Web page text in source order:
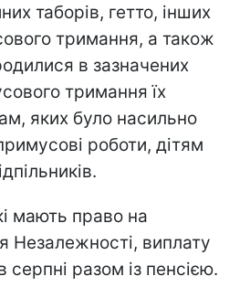
таборів, гетто, інших
тримання, а також
в зазначених
тримання їх
яких було насильно
роботи, дітям
мають право на
Незалежності, виплату
серпні разом із пенсією.